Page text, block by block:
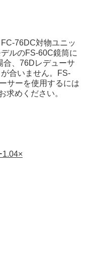
76DC対物ユニッ
ルのFS-60C鏡筒に
合、76Dレデューサ
合いません。FS-
サーを使用するには
求めください。
1.04×